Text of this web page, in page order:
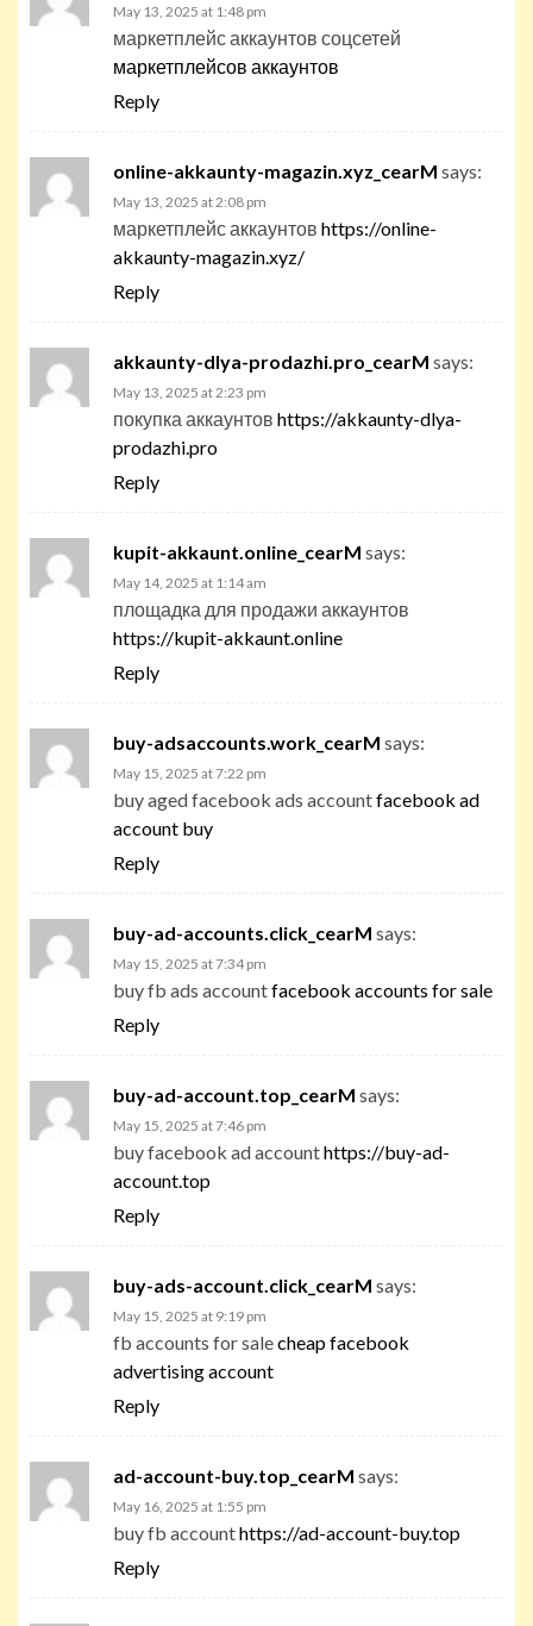
May 13, 2025 at 1:48 pm
маркетплейс аккаунтов соцсетей
маркетплейсов аккаунтов
Reply
online-akkaunty-magazin.xyz_cearM says:
May 13, 2025 at 2:08 pm
маркетплейс аккаунтов https://online-
akkaunty-magazin.xyz/
Reply
akkaunty-dlya-prodazhi.pro_cearM says:
May 13, 2025 at 2:23 pm
покупка аккаунтов https://akkaunty-dlya-
prodazhi.pro
Reply
kupit-akkaunt.online_cearM says:
May 14, 2025 at 1:14 am
площадка для продажи аккаунтов
https://kupit-akkaunt.online
Reply
buy-adsaccounts.work_cearM says:
May 15, 2025 at 7:22 pm
buy aged facebook ads accountfacebook ad
account buy
Reply
buy-ad-accounts.click_cearM says:
May 15, 2025 at 7:34 pm
buy fb ads accountfacebook accounts for sale
Reply
buy-ad-account.top_cearM says:
May 15, 2025 at 7:46 pm
buy facebook ad accounthttps://buy-ad-
account.top
Reply
buy-ads-account.click_cearM says:
May 15, 2025 at 9:19 pm
fb accounts for salecheap facebook
advertising account
Reply
ad-account-buy.top_cearM says:
May 16, 2025 at 1:55 pm
buy fb accounthttps://ad-account-buy.top
Reply